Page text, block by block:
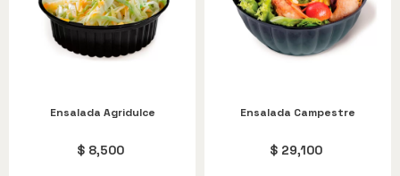
Ensalada Agridulce
$ 8,500
Ensalada Campestre
$ 29,100